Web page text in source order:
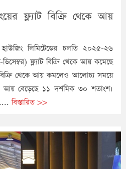
ফ্ল্যাট বিক্রি থেকে আয়
হাউজিং লিমিটেডের চলতি ২০২৫-২৬
ফ্ল্যাট বিক্রি থেকে আয় কমেছে
থেকে আয় কমলেও আলোচ্য সময়ে
আয় বেড়েছে ১১ দশমিক ৩০ শতাংশ।
বিস্তারিত >>